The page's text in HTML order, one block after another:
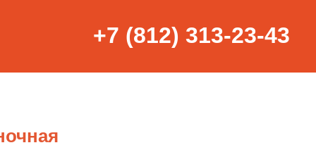
+7 (812) 313-23-43